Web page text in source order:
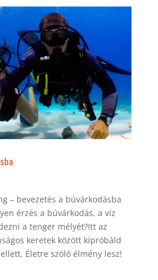
– bevezetés a búvárkodásba
érzés a búvárkodás, a víz
a tenger mélyét?Itt az
keretek között kipróbáld
Életre szóló élmény lesz!